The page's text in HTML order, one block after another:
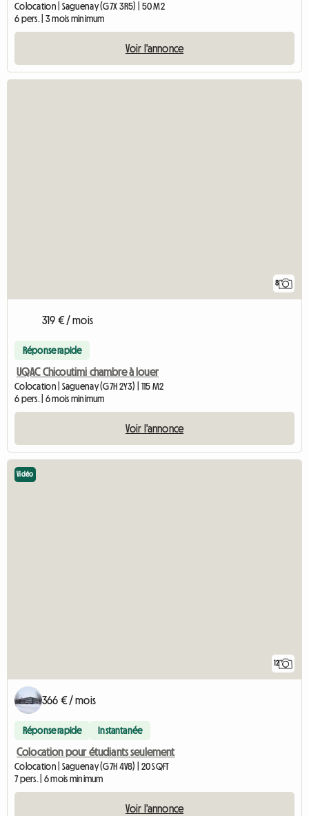
Colocation | Saguenay (G7X 3R5) | 50 M2
6 pers. | 3 mois minimum
Voir l'annonce
8
319 € / mois
Réponse rapide
UQAC Chicoutimi chambre à louer
Colocation | Saguenay (G7H 2Y3) | 115 M2
6 pers. | 6 mois minimum
Voir l'annonce
12
Vidéo
366 € / mois
Réponse rapide Instantanée
Colocation pour étudiants seulement
Colocation | Saguenay (G7H 4V8) | 20 SQFT
7 pers. | 6 mois minimum
Voir l'annonce